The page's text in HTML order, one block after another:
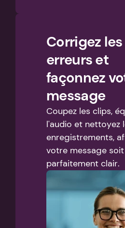
Corrigez les
erreurs et
façonnez
message
Coupez les clips,
l'audio et nettoyez
enregistrements,
votre message soit
parfaitement clair.